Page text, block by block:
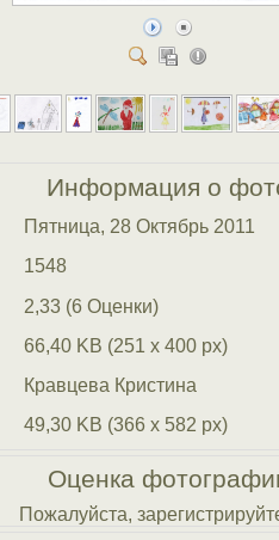
Информация о
Пятница, 28 Октябрь 2011
1548
2,33 (6 Оценки)
66,40 KB (251 x 400 px)
Кравцева Кристина
49,30 KB (366 x 582 px)
Оценка
Пожалуйста,